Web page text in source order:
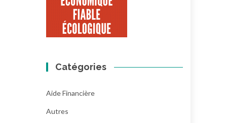
Catégories
Aide Financière
Autres